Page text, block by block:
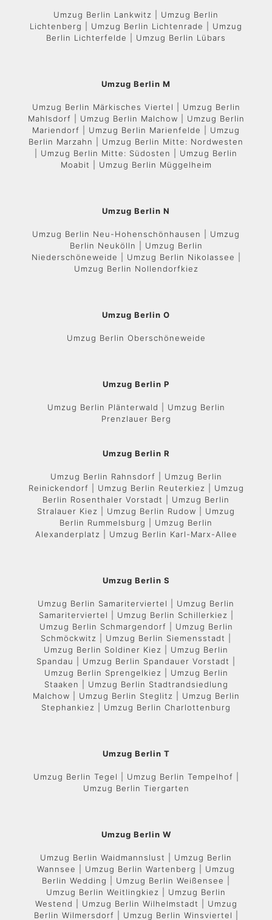
Umzug Berlin Lankwitz | Umzug Berlin
Lichtenberg | Umzug Berlin Lichtenrade | Umzug
Berlin Lichterfelde | Umzug Berlin Lübars
Umzug Berlin M
Umzug Berlin Märkisches Viertel | Umzug Berlin
Mahlsdorf | Umzug Berlin Malchow | Umzug Berlin
Mariendorf | Umzug Berlin Marienfelde | Umzug
Berlin Marzahn | Umzug Berlin Mitte: Nordwesten
| Umzug Berlin Mitte: Südosten | Umzug Berlin
Moabit | Umzug Berlin Müggelheim
Umzug Berlin N
Umzug Berlin Neu-Hohenschönhausen | Umzug
Berlin Neukölln | Umzug Berlin
Niederschöneweide | Umzug Berlin Nikolassee |
Umzug Berlin Nollendorfkiez
Umzug Berlin O
Umzug Berlin Oberschöneweide
Umzug Berlin P
Umzug Berlin Plänterwald | Umzug Berlin
Prenzlauer Berg
Umzug Berlin R
Umzug Berlin Rahnsdorf | Umzug Berlin
Reinickendorf | Umzug Berlin Reuterkiez | Umzug
Berlin Rosenthaler Vorstadt | Umzug Berlin
Stralauer Kiez | Umzug Berlin Rudow | Umzug
Berlin Rummelsburg | Umzug Berlin
Alexanderplatz | Umzug Berlin Karl-Marx-Allee
Umzug Berlin S
Umzug Berlin Samariterviertel | Umzug Berlin
Samariterviertel | Umzug Berlin Schillerkiez |
Umzug Berlin Schmargendorf | Umzug Berlin
Schmöckwitz | Umzug Berlin Siemensstadt |
Umzug Berlin Soldiner Kiez | Umzug Berlin
Spandau | Umzug Berlin Spandauer Vorstadt |
Umzug Berlin Sprengelkiez | Umzug Berlin
Staaken | Umzug Berlin Stadtrandsiedlung
Malchow | Umzug Berlin Steglitz | Umzug Berlin
Stephankiez | Umzug Berlin Charlottenburg
Umzug Berlin T
Umzug Berlin Tegel | Umzug Berlin Tempelhof |
Umzug Berlin Tiergarten
Umzug Berlin W
Umzug Berlin Waidmannslust | Umzug Berlin
Wannsee | Umzug Berlin Wartenberg | Umzug
Berlin Wedding | Umzug Berlin Weißensee |
Umzug Berlin Weitlingkiez | Umzug Berlin
Westend | Umzug Berlin Wilhelmstadt | Umzug
Berlin Wilmersdorf | Umzug Berlin Winsviertel |